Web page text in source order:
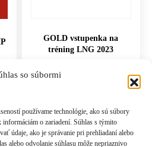
so súbormi
používame technológie, ako sú súbory
o zariadení. Súhlas s týmito
údaje, ako je správanie pri prehliadaní alebo
alebo odvolanie súhlasu môže nepriaznivo
GOLD vstupenka na
tréning LNG 2023